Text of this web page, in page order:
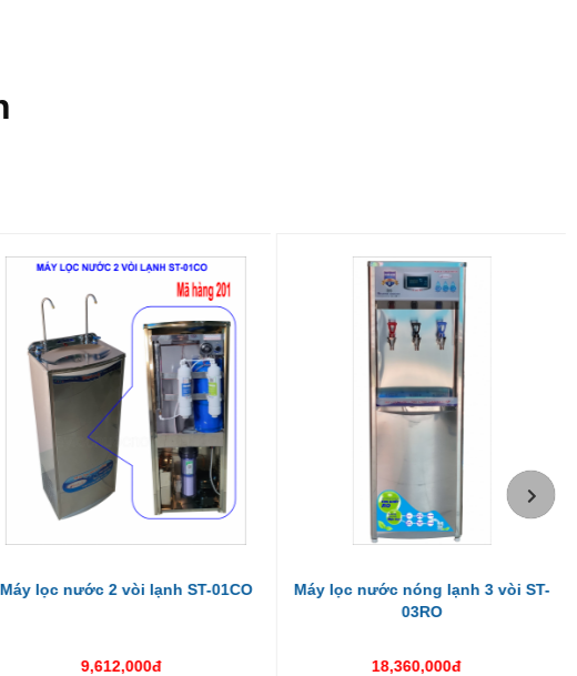
Máy lọc nước nóng lạnh 3 vòi ST-
18,360,000đ
MÁY LỌC NƯỚC RO 3 VÒI NÓNG
LẠNH NGUỘI
17,820,000đ